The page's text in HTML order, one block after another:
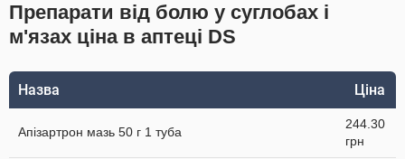
Препарати від болю у суглобах і
м'язах ціна в аптеці DS
Назва Ціна
Апізартрон мазь 50 г 1 туба
244.30
грн